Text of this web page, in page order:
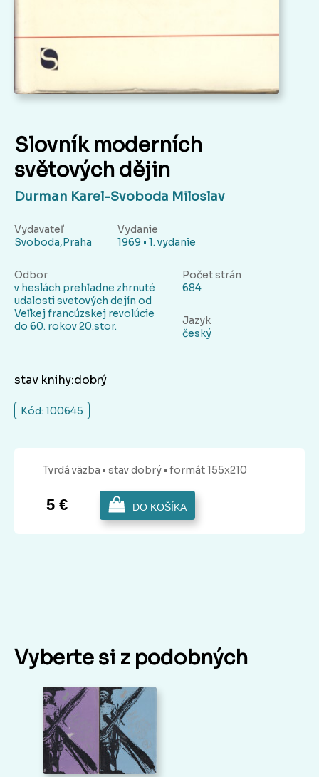
Slovník moderních
světových dějin
Durman Karel-Svoboda Miloslav
Vydavateľ
Svoboda,Praha
Vydanie
1969 • 1. vydanie
Odbor
v heslách prehľadne zhrnuté
udalosti svetových dejín od
Veľkej francúzskej revolúcie
do 60. rokov 20.stor.
Počet strán
684
Jazyk
český
stav knihy:dobrý
Kód: 100645
Tvrdá väzba • stav dobrý • formát 155x210
5 € DO KOŠÍKA
Vyberte si z podobných